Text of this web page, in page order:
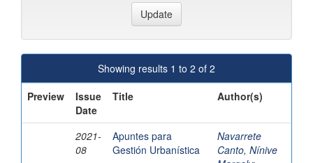
Showing results 1 to 2 of 2
Preview
Issue
Date
Title Author(s)
2021-
08
Apuntes para
Gestión Urbanística
Navarrete
Canto, Nínive